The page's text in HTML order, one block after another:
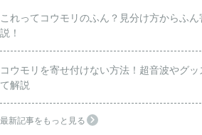
これってコウモリのふん？見分け方からふ
説！
コウモリを寄せ付けない方法！超音波やグ
て解説
最新記事をもっと見る